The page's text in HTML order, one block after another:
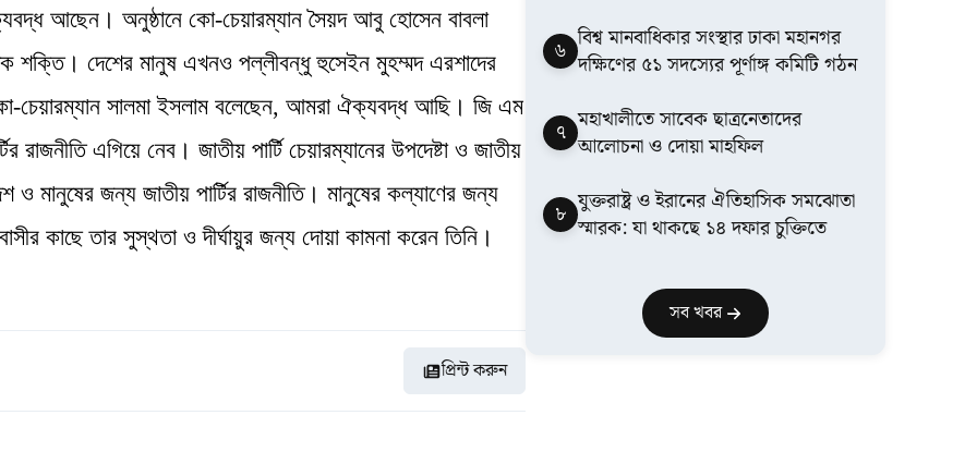
আছেন। অনুষ্ঠানে কো-চেয়ারম্যান সৈয়দ আবু হোসেন বাবলা
শক্তি। দেশের মানুষ এখনও পল্লীবন্ধু হুসেইন মুহম্মদ এরশাদের
কো-চেয়ারম্যান সালমা ইসলাম বলেছেন, আমরা ঐক্যবদ্ধ আছি। জি এম
রাজনীতি এগিয়ে নেব। জাতীয় পার্টি চেয়ারম্যানের উপদেষ্টা ও জাতীয়
ও মানুষের জন্য জাতীয় পার্টির রাজনীতি। মানুষের কল্যাণের জন্য
কাছে তার সুস্থতা ও দীর্ঘায়ুর জন্য দোয়া কামনা করেন তিনি।
প্রিন্ট করুন
৬ বিশ্ব মানবাধিকার সংস্থার ঢাকা মহানগর
দক্ষিণের ৫১ সদস্যের পূর্ণাঙ্গ কমিটি গঠন
৭ মহাখালীতে সাবেক ছাত্রনেতাদের
আলোচনা ও দোয়া মাহফিল
৮ যুক্তরাষ্ট্র ও ইরানের ঐতিহাসিক সমঝোতা
স্মারক: যা থাকছে ১৪ দফার চুক্তিতে
সব খবর